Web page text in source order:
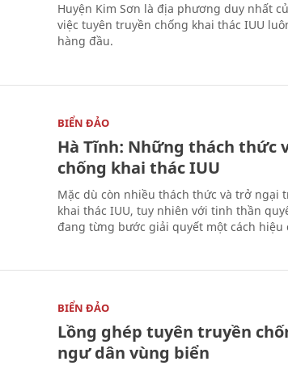
Huyện Kim Sơn là địa phương duy nhất
việc tuyên truyền chống khai thác IUU
hàng đầu.
BIỂN ĐẢO
Hà Tĩnh: Những thách thức
chống khai thác IUU
Mặc dù còn nhiều thách thức và trở ngại
khai thác IUU, tuy nhiên với tinh thần
đang từng bước giải quyết một cách hiệu
BIỂN ĐẢO
Lồng ghép tuyên truyền
ngư dân vùng biển